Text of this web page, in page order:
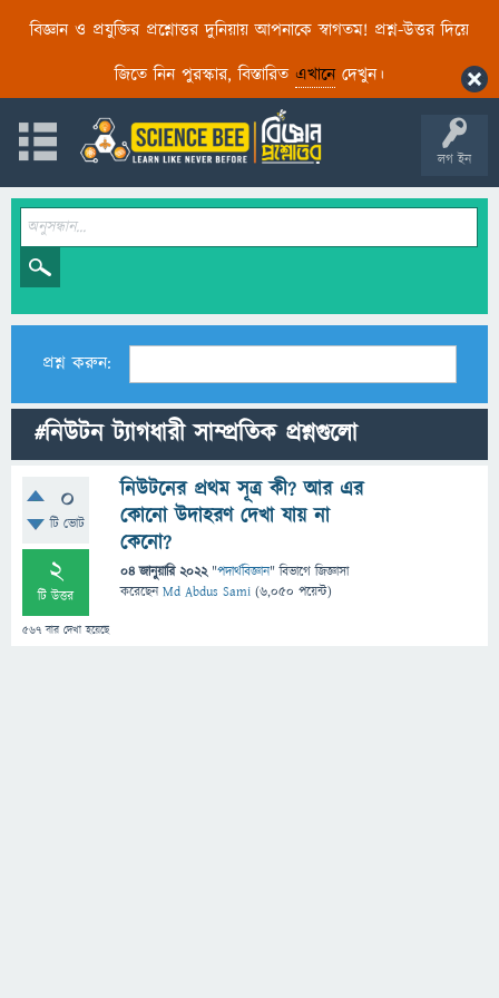
বিজ্ঞান ও প্রযুক্তির প্রশ্নোত্তর দুনিয়ায় আপনাকে স্বাগতম! প্রশ্ন-উত্তর দিয়ে
জিতে নিন পুরস্কার, বিস্তারিত এখানেদেখুন।
লগ ইন
প্রশ্ন করুন:
#নিউটন ট্যাগধারী সাম্প্রতিক প্রশ্নগুলো
0
টি ভোট
2
টি উত্তর
567 বার দেখা হয়েছে
নিউটনের প্রথম সূত্র কী? আর এর
কোনো উদাহরণ দেখা যায় না
কেনো?
04 জানুয়ারি 2022 "পদার্থবিজ্ঞান" বিভাগে জিজ্ঞাসা
করেছেনMd Abdus Sami (6,050 পয়েন্ট)